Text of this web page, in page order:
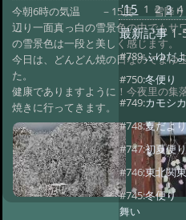
今朝6時の気温 －15度 雪降り
辺り一面真っ白の雪景色の中でもサ
の雪景色は一段と美しく感じます。
今日は、どんどん焼の日なのでまゆ
た。
健康でありますように！今夜里の集
焼きに行ってきます。
'15 1 2 3 4
最新記事 1-
#789:ふゆだ
#750:冬便り
#749:カモシカ
#748:夏だよ
#747:初夏便
#746:東北関
#745:冬便
舞い